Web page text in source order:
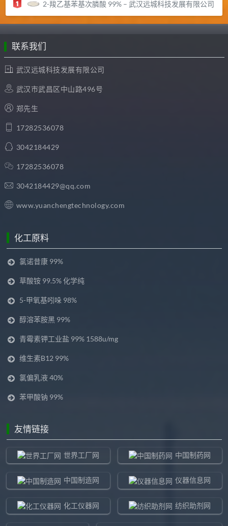
2-羧乙基苯基次膦酸 99% – 武汉远城科技发展有限公司
联系我们
武汉远城科技发展有限公司
武汉市武昌区中山路496号
郑先生
17282536078
3042184429
17282536078
3042184429@qq.com
www.yuanchengtechnology.com
化工原料
氯诺昔康 99%
草酸铵 99.5% 化学纯
5-甲氧基吲哚 98%
醇溶苯胺黑 99%
青霉素钾工业盐 99% 1588u/mg
维生素B12 99%
氯偏乳液 40%
苯甲酸钠 99%
友情链接
世界工厂网 中国制药网
中国制造网 仪器信息网
化工仪器网 纺织助剂网